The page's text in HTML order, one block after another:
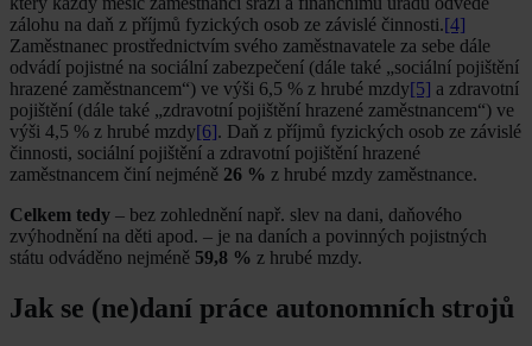
zálohu na daň z příjmů fyzických osob ze závislé činnosti.[4]
Zaměstnanec prostřednictvím svého zaměstnavatele za sebe dále
odvádí pojistné na sociální zabezpečení (dále také „sociální pojištění
hrazené zaměstnancem“) ve výši 6,5 % z hrubé mzdy[5] a zdravotní
pojištění (dále také „zdravotní pojištění hrazené zaměstnancem“) ve
výši 4,5 % z hrubé mzdy[6]. Daň z příjmů fyzických osob ze závislé
činnosti, sociální pojištění a zdravotní pojištění hrazené
zaměstnancem činí nejméně 26 % z hrubé mzdy zaměstnance.
Celkem tedy – bez zohlednění např. slev na dani, daňového
zvýhodnění na děti apod. – je na daních a povinných pojistných
státu odváděno nejméně 59,8 % z hrubé mzdy.
Jak se (ne)daní práce autonomních strojů